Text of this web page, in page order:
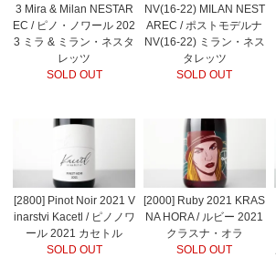
3 Mira & Milan NESTAR
EC / ピノ・ノワール 202
3 ミラ & ミラン・ネスタ
レッツ
SOLD OUT
NV(16-22) MILAN NEST
AREC / ポストモデルナ
NV(16-22) ミラン・ネス
タレッツ
SOLD OUT
[2800] Pinot Noir 2021 V
inarstvi Kacetl / ピノノワ
ール 2021 カセトル
SOLD OUT
[2000] Ruby 2021 KRAS
NA HORA / ルビー 2021
クラスナ・オラ
SOLD OUT